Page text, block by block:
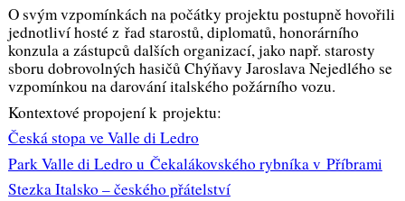
O svým vzpomínkách na počátky projektu postupně hovořili
jednotliví hosté z řad starostů, diplomatů, honorárního
konzula a zástupců dalších organizací, jako např. starosty
sboru dobrovolných hasičů Chýňavy Jaroslava Nejedlého se
vzpomínkou na darování italského požárního vozu.
Kontextové propojení k projektu:
Česká stopa ve Valle di Ledro
Park Valle di Ledro u Čekalákovského rybníka v Příbrami
Stezka Italsko – českého přátelství